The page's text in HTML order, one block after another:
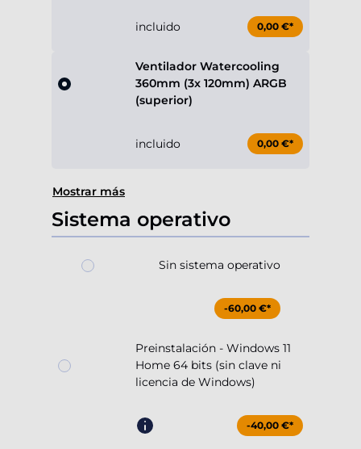
incluido 0,00 €*
Ventilador Watercooling
360mm (3x 120mm) ARGB
(superior)
incluido 0,00 €*
Mostrar más
Sistema operativo
Sin sistema operativo
-60,00 €*
Preinstalación - Windows 11
Home 64 bits (sin clave ni
licencia de Windows)
-40,00 €*